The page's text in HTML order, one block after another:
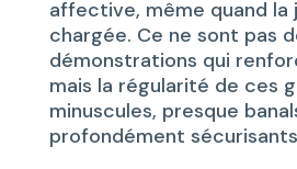
affective, même quand la
chargée. Ce ne sont pas
démonstrations qui
mais la régularité de ces
minuscules, presque
profondément